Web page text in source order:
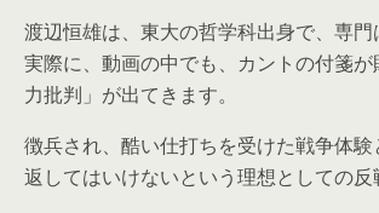
渡辺恒雄は、東大の哲学科出身で、専門
実際に、動画の中でも、カントの付箋
力批判」が出てきます。
徴兵され、酷い仕打ちを受けた戦争体験
返してはいけないという理想としての反